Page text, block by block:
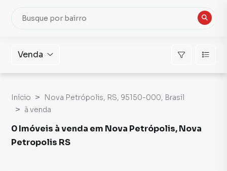
Venda
Início
Nova Petrópolis, RS, 95150-000, Brasil
à venda
0 Imóveis à venda em Nova Petrópolis, Nova
Petropolis RS